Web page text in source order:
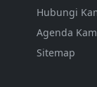
Hubungi
Agenda
Sitemap